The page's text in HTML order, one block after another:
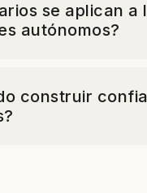
se aplican a
autónomos?
construir